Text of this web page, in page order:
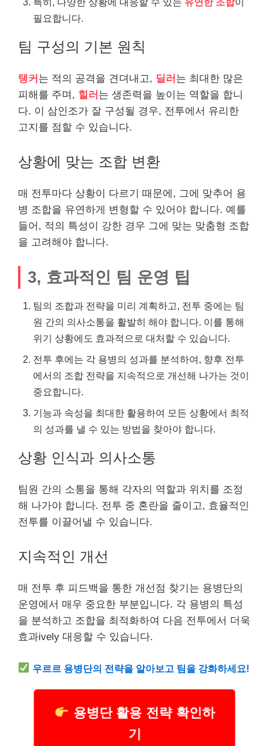
필요합니다.
팀 구성의 기본 원칙
탱커 는 적의 공격을 견뎌내고, 딜러 는 최대한 많은
피해를 주며, 힐러 는 생존력을 높이는 역할을 합니
다. 이 삼인조가 잘 구성될 경우, 전투에서 유리한
고지를 점할 수 있습니다.
상황에 맞는 조합 변환
매 전투마다 상황이 다르기 때문에, 그에 맞추어 용
병 조합을 유연하게 변형할 수 있어야 합니다. 예를
들어, 적의 특성이 강한 경우 그에 맞는 맞춤형 조합
을 고려해야 합니다.
3, 효과적인 팀 운영 팁
팀의 조합과 전략을 미리 계획하고, 전투 중에는 팀
원 간의 의사소통을 활발히 해야 합니다. 이를 통해
위기 상황에도 효과적으로 대처할 수 있습니다.
전투 후에는 각 용병의 성과를 분석하여, 향후 전투
에서의 조합 전략을 지속적으로 개선해 나가는 것이
중요합니다.
기능과 속성을 최대한 활용하여 모든 상황에서 최적
의 성과를 낼 수 있는 방법을 찾아야 합니다.
상황 인식과 의사소통
팀원 간의 소통을 통해 각자의 역할과 위치를 조정
해 나가야 합니다. 전투 중 혼란을 줄이고, 효율적인
전투를 이끌어낼 수 있습니다.
지속적인 개선
매 전투 후 피드백을 통한 개선점 찾기는 용병단의
운영에서 매우 중요한 부분입니다. 각 용병의 특성
을 분석하고 조합을 최적화하여 다음 전투에서 더욱
효과ively 대응할 수 있습니다.
우르르 용병단의 전략을 알아보고 팀을 강화하세요!
용병단 활용 전략 확인하
기